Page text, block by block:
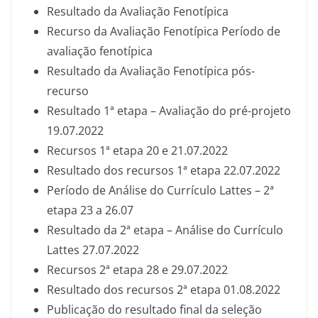
Resultado da Avaliação Fenotípica
Recurso da Avaliação Fenotípica Período de
avaliação fenotípica
Resultado da Avaliação Fenotípica pós-
recurso
Resultado 1ª etapa – Avaliação do pré-projeto
19.07.2022
Recursos 1ª etapa 20 e 21.07.2022
Resultado dos recursos 1ª etapa 22.07.2022
Período de Análise do Currículo Lattes – 2ª
etapa 23 a 26.07
Resultado da 2ª etapa – Análise do Currículo
Lattes 27.07.2022
Recursos 2ª etapa 28 e 29.07.2022
Resultado dos recursos 2ª etapa 01.08.2022
Publicação do resultado final da seleção